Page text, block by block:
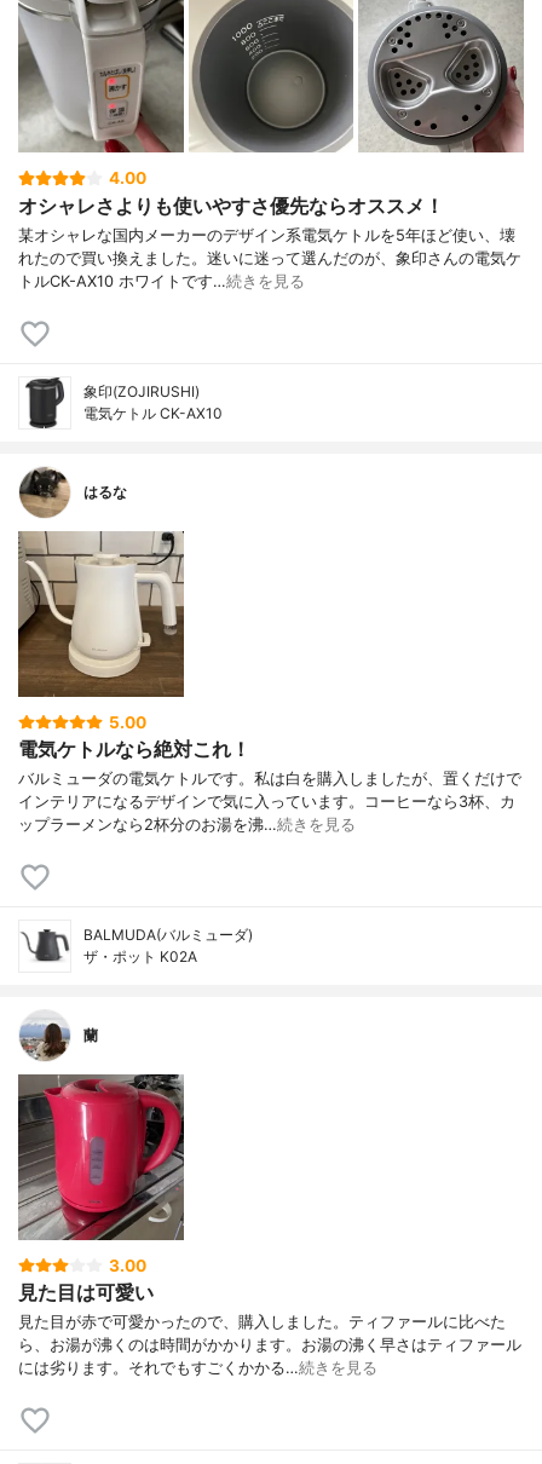
4.00
オシャレさよりも使いやすさ優先ならオススメ！
某オシャレな国内メーカーのデザイン系電気ケトルを5年ほど使い、壊
れたので買い換えました。迷いに迷って選んだのが、象印さんの電気ケ
トルCK-AX10 ホワイトです…続きを見る
象印(ZOJIRUSHI)
電気ケトル CK-AX10
はるな
5.00
電気ケトルなら絶対これ！
バルミューダの電気ケトルです。私は白を購入しましたが、置くだけで
インテリアになるデザインで気に入っています。コーヒーなら3杯、カ
ップラーメンなら2杯分のお湯を沸…続きを見る
BALMUDA(バルミューダ)
ザ・ポット K02A
蘭
3.00
見た目は可愛い
見た目が赤で可愛かったので、購入しました。ティファールに比べた
ら、お湯が沸くのは時間がかかります。お湯の沸く早さはティファール
には劣ります。それでもすごくかかる…続きを見る